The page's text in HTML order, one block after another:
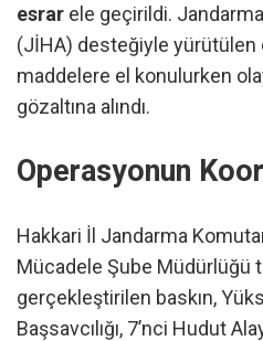
esrar ele geçirildi.
(JİHA) desteğiyle yürütülen
maddelere el konulurken
gözaltına alındı.
Operasyonun
Hakkari İl Jandarma
Mücadele Şube Müdürlüğü
gerçekleştirilen baskın,
Başsavcılığı, 7’nci Hudut